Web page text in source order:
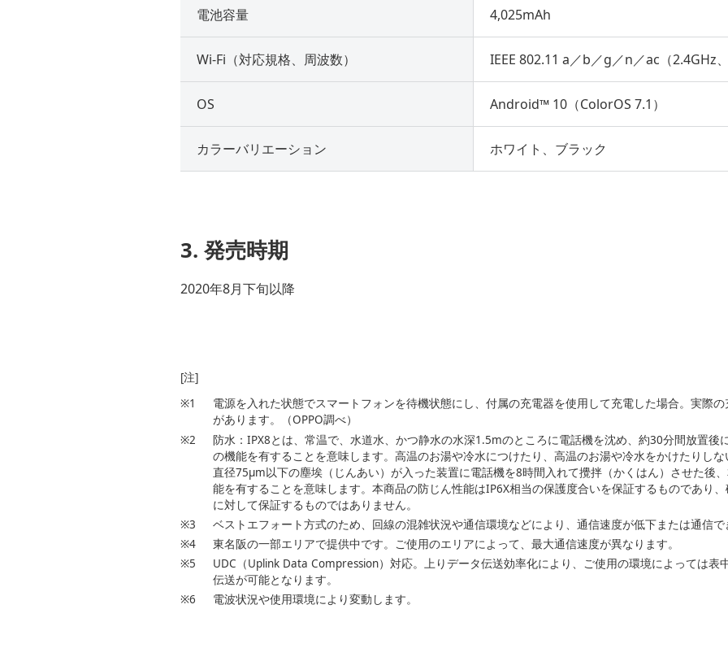
電池容量 4,025mAh
Wi-Fi（対応規格、周波数） IEEE 802.11 a／b／g／n／ac（2.4GHz、
OS Android™ 10（ColorOS 7.1）
カラーバリエーション ホワイト、ブラック
3. 発売時期
2020年8月下旬以降
[注]
※1
電源を入れた状態でスマートフォンを待機状態にし、付属の充電器を使用して充電した場合。実際
があります。（OPPO調べ）
※2
防水：IPX8とは、常温で、水道水、かつ静水の水深1.5mのところに電話機を沈め、約30分間放置後
の機能を有することを意味します。高温のお湯や冷水につけたり、高温のお湯や冷水をかけたりしな
直径75µm以下の塵埃（じんあい）が入った装置に電話機を8時間入れて攪拌（かくはん）させた後
能を有することを意味します。本商品の防じん性能はIP6X相当の保護度合いを保証するものであり
に対して保証するものではありません。
※3
ベストエフォート方式のため、回線の混雑状況や通信環境などにより、通信速度が低下または通信で
※4
東名阪の一部エリアで提供中です。ご使用のエリアによって、最大通信速度が異なります。
※5
UDC（Uplink Data Compression）対応。上りデータ伝送効率化により、ご使用の環境によっては表
伝送が可能となります。
※6
電波状況や使用環境により変動します。